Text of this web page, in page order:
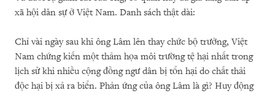
xã hội dân sự ở Việt Nam. Danh sách thật dài:
Chỉ vài ngày sau khi ông Lâm lên thay chức bộ trưởng, Việt
Nam chứng kiến một thảm họa môi trường tệ hại nhất trong
lịch sử khi nhiều cộng đồng ngư dân bị tổn hại do chất thải
độc hại bị xả ra biển. Phản ứng của ông Lâm là gì? Huy động